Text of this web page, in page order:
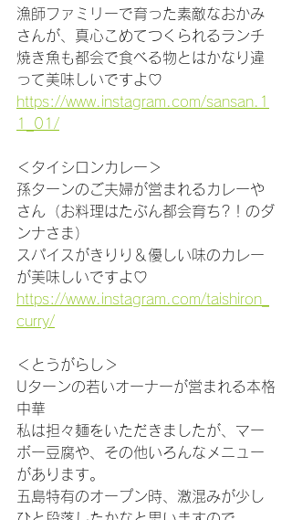
漁師ファミリーで育った素敵なおかみ
さんが、真心こめてつくられるランチ
焼き魚も都会で食べる物とはかなり違
って美味しいですよ♡
https://www.instagram.com/sansan.1
1_01/
＜タイシロンカレー＞
孫ターンのご夫婦が営まれるカレーや
さん（お料理はたぶん都会育ち?！のダ
ンナさま）
スパイスがきりり＆優しい味のカレー
が美味しいですよ♡
https://www.instagram.com/taishiron_
curry/
＜とうがらし＞
Uターンの若いオーナーが営まれる本格
中華
私は担々麺をいただきましたが、マー
ボー豆腐や、その他いろんなメニュー
があります。
五島特有のオープン時、激混みが少し